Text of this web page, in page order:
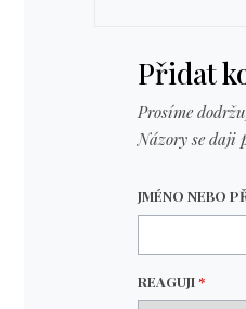
Přidat
Prosíme
Názory se daji
JMÉNO NEBO
REAGUJI*